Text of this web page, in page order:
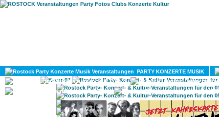
PARTY KONZERTE MUSIK
KULTUR
GAY